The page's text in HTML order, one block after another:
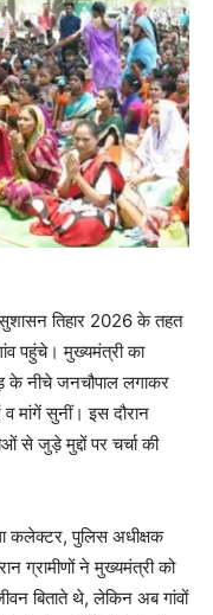
तिहार 2026 के तहत
पहुंचे। मुख्यमंत्री का
के नीचे जनचौपाल लगाकर
मांगें सुनीं। इस दौरान
जुड़े मुद्दों पर चर्चा की
कलेक्टर, पुलिस अधीक्षक
ग्रामीणों ने मुख्यमंत्री को
बिताते थे, लेकिन अब गांवों